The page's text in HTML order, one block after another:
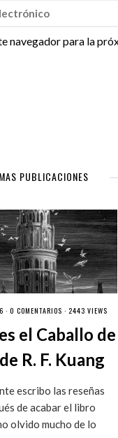
navegador para la
PUBLICACIONES
·0 COMENTARIOS · 2443 VIEWS
el Caballo de
R. F. Kuang
escribo las reseñas
de acabar el libro
olvido mucho de lo